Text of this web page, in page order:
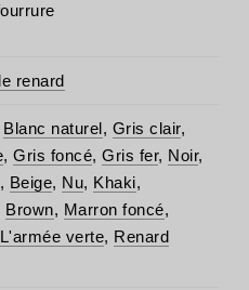
renard
Blanc naturel, Gris clair,
, Gris foncé, Gris fer, Noir,
, Beige, Nu, Khaki,
Brown, Marron foncé,
L'armée verte, Renard